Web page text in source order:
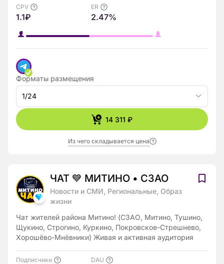
CPV
1.1₽
ER
2.47%
Форматы размещения
1/24
14 311 ₽
Из чего складывается цена
ЧАТ 💙 МИТИНО • СЗАО
Новости и СМИ, Региональные, Образ
жизни
Чат жителей района Митино! (СЗАО, Митино, Тушино,
Щукино, Строгино, Куркино, Покровское-Стрешнево,
Хорошёво-Мнёвники) Живая и активная аудитория
Подписчики DAU